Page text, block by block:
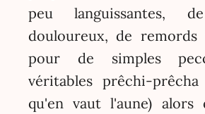
peu languissantes,
douloureux, de remords
pour de simples
véritables prêchi-
qu'en vaut l'aune) alors